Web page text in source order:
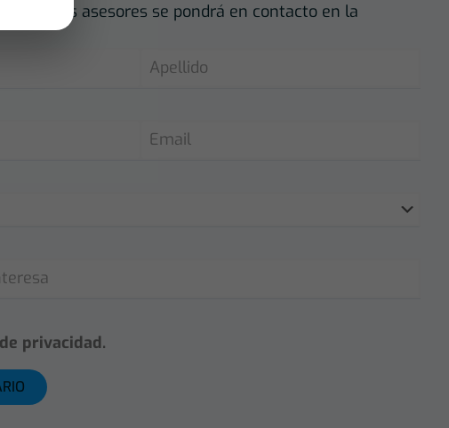
nuestros asesores se pondrá en contacto en la
privacidad.